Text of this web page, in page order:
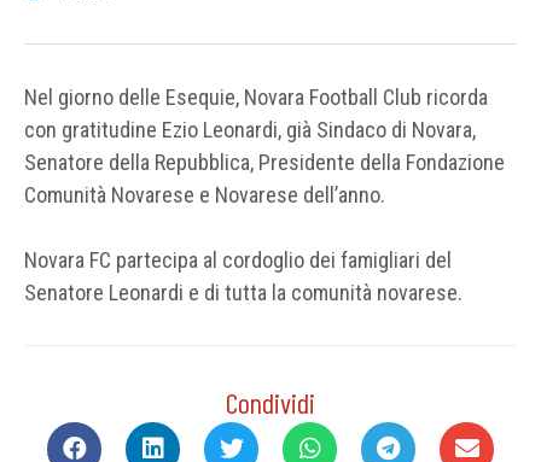
Nel giorno delle Esequie, Novara Football Club ricorda
con gratitudine Ezio Leonardi, già Sindaco di Novara,
Senatore della Repubblica, Presidente della Fondazione
Comunità Novarese e Novarese dell’anno.
Novara FC partecipa al cordoglio dei famigliari del
Senatore Leonardi e di tutta la comunità novarese.
Condividi